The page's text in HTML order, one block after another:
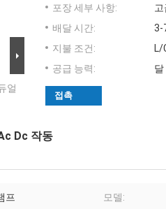
얼
포장 세부 사항:
고
배달 시간:
3-
지불 조건:
L/
공급 능력:
달
접촉
Dc 작동
프 모델: